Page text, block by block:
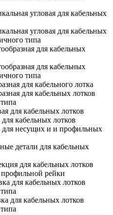
угловая для кабельных
угловая для кабельных
типа
для кабельных
для кабельных
типа
для кабельного лотка
для кабельных лотков
для кабельных лотков
кабельных лотков
для несущих и и профильных
детали для кабельных
для кабельных лотков
профильной рейки
для кабельных лотков
для кабельных лотков